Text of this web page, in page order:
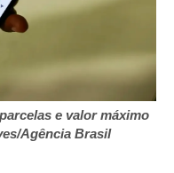
e valor máximo
Agência Brasil